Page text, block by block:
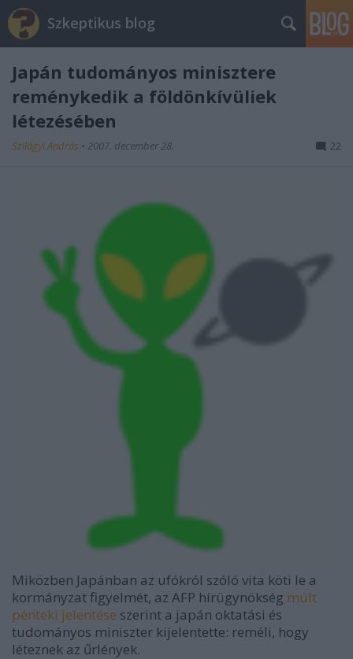
Szkeptikus blog
Japán tudományos minisztere
reménykedik a földönkívüliek
létezésében
Szilágyi András • 2007. december 28. 22
Miközben Japánban az ufókról szóló vita köti le a
kormányzat figyelmét, az AFP hírügynökség múlt
pénteki jelentése szerint a japán oktatási és
tudományos miniszter kijelentette: reméli, hogy
léteznek az űrlények.